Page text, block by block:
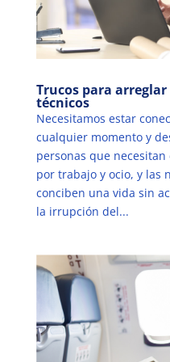
Trucos para
técnicos
Necesitamos estar
cualquier momento y
personas que
por trabajo y ocio, y las
conciben una vida sin
la irrupción del...